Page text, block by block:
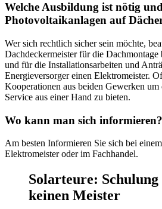
Welche Ausbildung ist nötig
Photovoltaikanlagen auf
Wer sich rechtlich sicher sein möchte,
Dachdeckermeister für die Dachmontage
und für die Installationsarbeiten und
Energieversorger einen Elektromeister.
Kooperationen aus beiden Gewerken
Service aus einer Hand zu bieten.
Wo kann man sich informieren?
Am besten Informieren Sie sich bei einem
Elektromeister oder im Fachhandel.
Solarteure:
keinen Meister